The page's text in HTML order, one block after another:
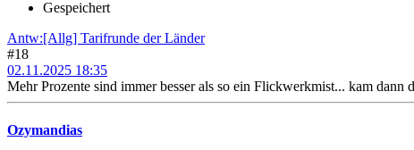
Gespeichert
Antw:[Allg] Tarifrunde der Länder
#18
02.11.2025 18:35
Mehr Prozente sind immer besser als so ein Flickwerkmist... kam dann
Ozymandias